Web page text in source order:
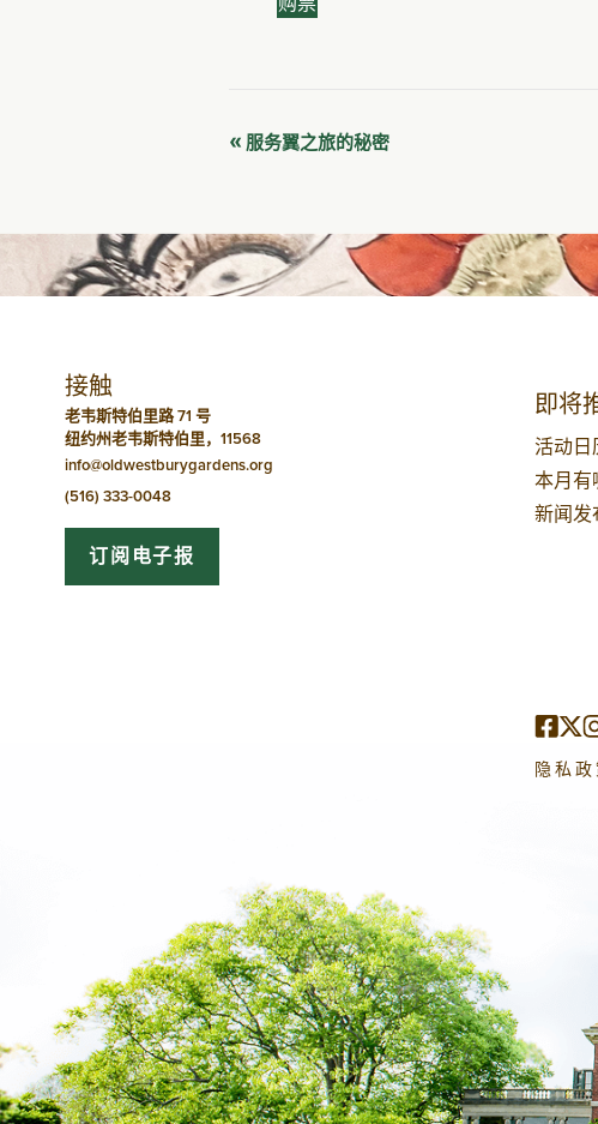
活
导
航
« 服务翼之旅的秘密
接触
老韦斯特伯里路 71 号
纽约州老韦斯特伯里，11568
info@oldwestburygardens.org
(516) 333-0048
订阅电子报
即将
活动日
本月有
新闻发
隐私政